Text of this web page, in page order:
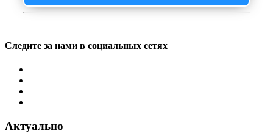
Следите за нами в социальных сетях
Актуально